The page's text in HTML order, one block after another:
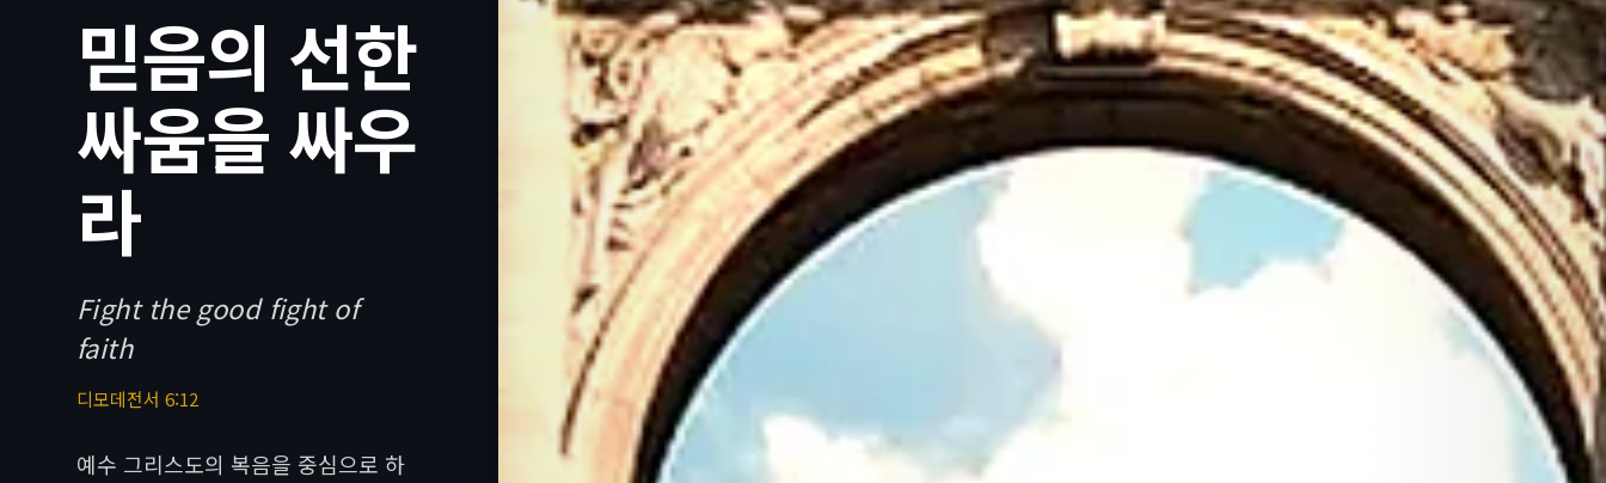
믿음의 선한
싸움을 싸우
라
Fight the good fight of
faith
디모데전서 6:12
예수 그리스도의 복음을 중심으로 하